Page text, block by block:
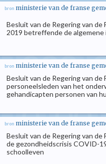
bron ministerie van de franse
Besluit van de Regering van
2019 betreffende de
bron ministerie van de franse
Besluit van de Regering van
personeelsleden van het
gehandicapten personen van
bron ministerie van de franse
Besluit van de Regering van
de gezondheidscrisis COVID-
schoolleven